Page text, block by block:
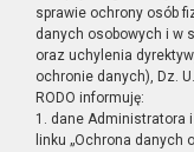
sprawie ochrony osób
danych osobowych i w
oraz uchylenia
ochronie danych), Dz.
RODO informuję:
1. dane Administratora
linku „Ochrona danych